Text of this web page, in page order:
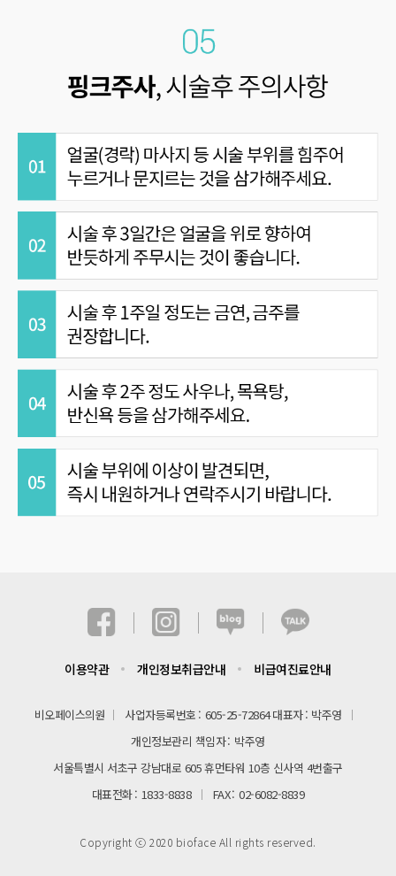
이용약관 개인정보취급안내 비급여진료안내
비오페이스의원 사업자등록번호 605-25-72864대표자 박주영
개인정보관리 책임자 박주영
서울특별시 서초구 강남대로 605 휴먼타워 10층 신사역 4번출구
대표전화 1833-8838 FAX 02-6082-8839
Copyright ⓒ 2020 bioface All rights reserved.